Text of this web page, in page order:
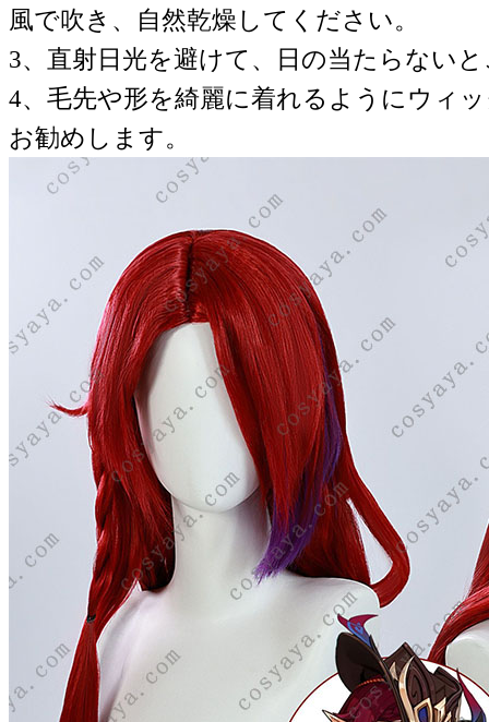
風で吹き、自然乾燥してください。
3、直射日光を避けて、日の当たらない
4、毛先や形を綺麗に着れるようにウィ
お勧めします。